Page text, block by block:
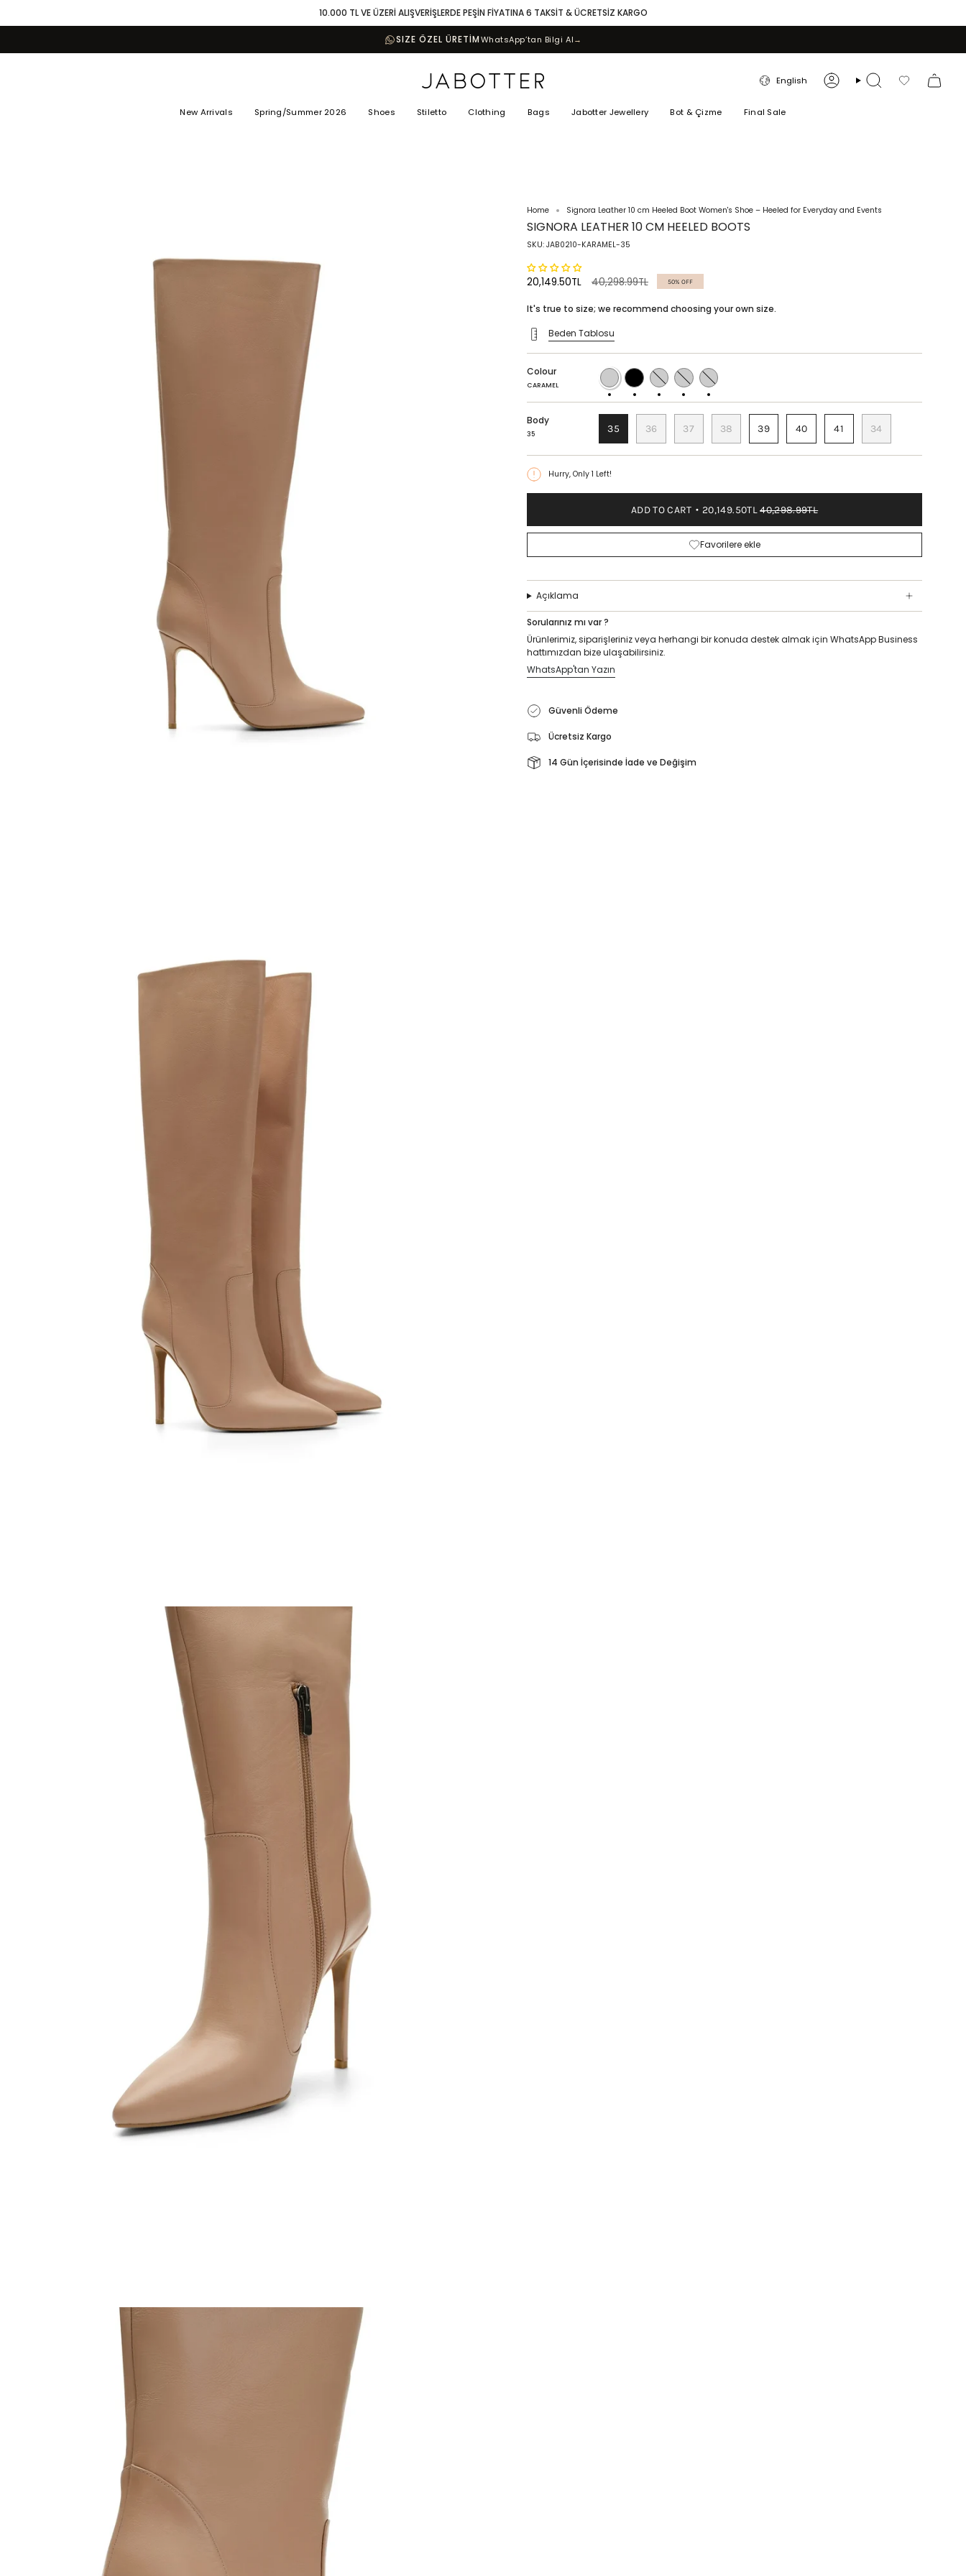
10.000 TL VE ÜZERİ ALIŞVERİŞLERDE PEŞİN FİYATINA 6 TAKSİT & ÜCRETSİZ KARGO
SIZE ÖZEL ÜRETİMWhatsApp’tan Bilgi Al→
LANGUAGE
English AccountSearch Favorilerim
New Arrivals Spring/Summer 2026 Shoes Stiletto Clothing Bags Jabotter Jewellery Bot & Çizme Final Sale
Home Signora Leather 10 cm Heeled Boot Women's Shoe – Heeled for Everyday and Events
SIGNORA LEATHER 10 CM HEELED BOOTS
SKU: JAB0210-KARAMEL-35
20,149.50TL
Regular
40,298.99TL 50% OFF
It's true to size; we recommend choosing your own size.
Beden Tablosu
Colour
CARAMEL
CARAMELBLACK
BITTER
COFFEE
BLACK
PATTERN
TAN
PATTERN
Body
35 35 36 37 38 39 40 41 34
Hurry, Only 1 Left!
ADD TO CART 20,149.50TL40,298.99TL
Favorilere ekle
Açıklama
Sorularınız mı var ?
Ürünlerimiz, siparişleriniz veya herhangi bir konuda destek almak için WhatsApp Business
hattımızdan bize ulaşabilirsiniz.
WhatsApp'tan Yazın
Güvenli Ödeme
Ücretsiz Kargo
14 Gün İçerisinde İade ve Değişim